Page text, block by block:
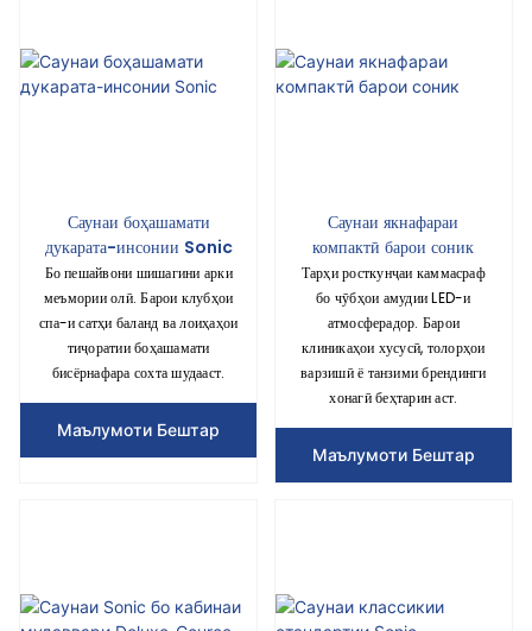
Саунаи боҳашамати
дукарата-инсонии Sonic
Бо пешайвони шишагини арки
меъмории олӣ. Барои клубҳои
спа-и сатҳи баланд ва лоиҳаҳои
тиҷоратии боҳашамати
бисёрнафара сохта шудааст.
Маълумоти Бештар
Саунаи якнафараи
компактӣ барои соник
Тарҳи росткунҷаи каммасраф
бо чӯбҳои амудии LED-и
атмосферадор. Барои
клиникаҳои хусусӣ, толорҳои
варзишӣ ё танзими брендинги
хонагӣ беҳтарин аст.
Маълумоти Бештар